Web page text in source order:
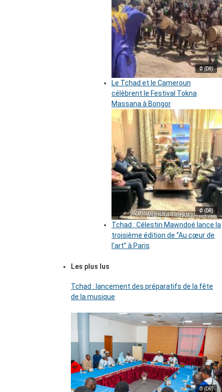
© (DR)
Le Tchad et le Cameroun
célèbrent le Festival Tokna
Massana à Bongor
© (DR)
Tchad : Célestin Mawndoé lance la
troisième édition de ‘’Au cœur de
l’art’’ à Paris
Les plus lus
Tchad : lancement des préparatifs de la fête
de la musique
© (DR)